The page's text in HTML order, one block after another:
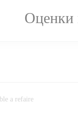
Оценки
a refaire